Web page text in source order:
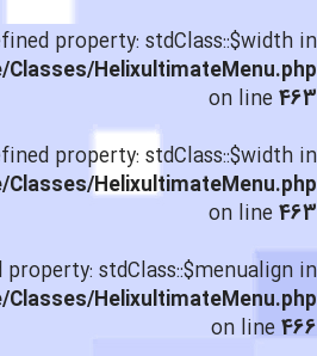
property: stdClass::$width in
HelixultimateMenu.php
on line463
property: stdClass::$width in
HelixultimateMenu.php
on line463
property: stdClass::$menualign in
HelixultimateMenu.php
on line466